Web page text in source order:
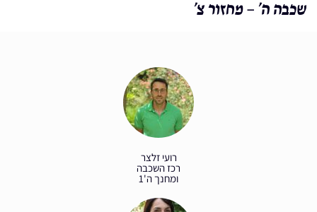
שכבה ה’ – מחזור צ’
רועי זלצר
רכז השכבה
ומחנך ה'1